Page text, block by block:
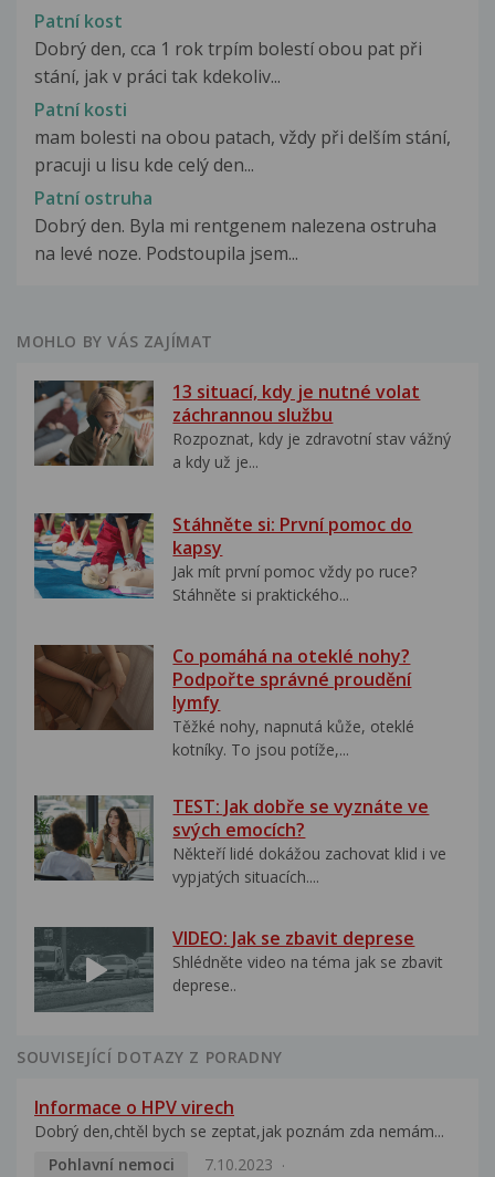
Patní kost
Dobrý den, cca 1 rok trpím bolestí obou pat při
stání, jak v práci tak kdekoliv...
Patní kosti
mam bolesti na obou patach, vždy při delším stání,
pracuji u lisu kde celý den...
Patní ostruha
Dobrý den. Byla mi rentgenem nalezena ostruha
na levé noze. Podstoupila jsem...
MOHLO BY VÁS ZAJÍMAT
13 situací, kdy je nutné volat
záchrannou službu
Rozpoznat, kdy je zdravotní stav vážný
a kdy už je...
Stáhněte si: První pomoc do
kapsy
Jak mít první pomoc vždy po ruce?
Stáhněte si praktického...
Co pomáhá na oteklé nohy?
Podpořte správné proudění
lymfy
Těžké nohy, napnutá kůže, oteklé
kotníky. To jsou potíže,...
TEST: Jak dobře se vyznáte ve
svých emocích?
Někteří lidé dokážou zachovat klid i ve
vypjatých situacích....
VIDEO: Jak se zbavit deprese
Shlédněte video na téma jak se zbavit
deprese..
SOUVISEJÍCÍ DOTAZY Z PORADNY
Informace o HPV virech
Dobrý den,chtěl bych se zeptat,jak poznám zda nemám...
Pohlavní nemoci
7.10.2023